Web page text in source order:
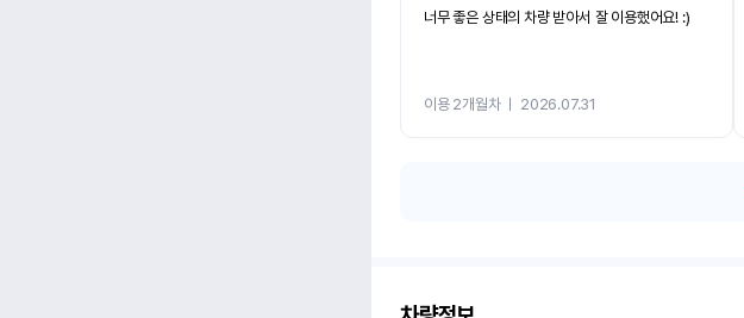
너무 좋은 상태의 차량 받아서 잘 이용했어요! :)
이용 2개월차ㅣ 2026.07.31